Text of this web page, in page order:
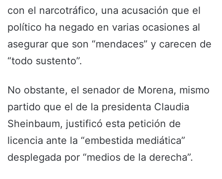
con el narcotráfico, una acusación que el
político ha negado en varias ocasiones al
asegurar que son “mendaces” y carecen de
“todo sustento”.
No obstante, el senador de Morena, mismo
partido que el de la presidenta Claudia
Sheinbaum, justificó esta petición de
licencia ante la “embestida mediática”
desplegada por “medios de la derecha”.